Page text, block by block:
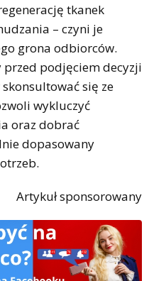
tkanek
– czyni je
grona odbiorców.
podjęciem decyzji
się ze
wykluczyć
oraz dobrać
dopasowany
Artykuł sponsorowany